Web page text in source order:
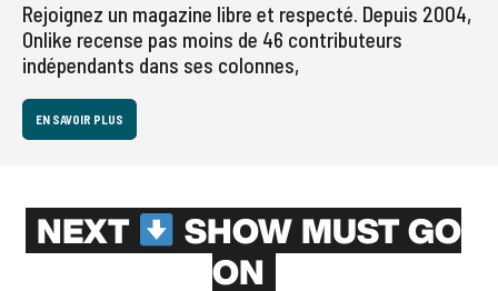
Rejoignez un magazine libre et respecté. Depuis 2004,
Onlike recense pas moins de 46 contributeurs
indépendants dans ses colonnes,
EN SAVOIR PLUS
NEXT
SHOW MUST GO
ON